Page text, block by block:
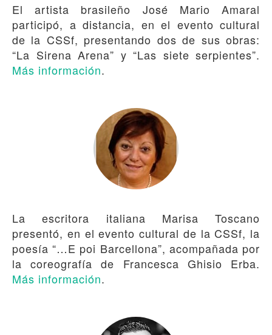
El artista brasileño José Mario Amaral
participó, a distancia, en el evento cultural
de la CSSf, presentando dos de sus obras:
“La Sirena Arena” y “Las siete serpientes”.
Más información.
La escritora italiana Marisa Toscano
presentó, en el evento cultural de la CSSf, la
poesía “…E poi Barcellona”, acompañada por
la coreografía de Francesca Ghisio Erba.
Más información.